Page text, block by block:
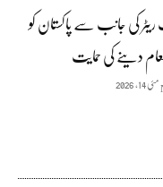
کی جانب سے پاکستان کو
دینے کی حمایت
مئی 14, 2026